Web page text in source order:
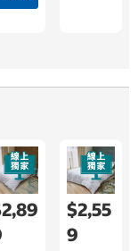
$2,55
9